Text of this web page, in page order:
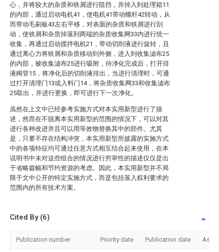
心，并将较大的杂质和铁屑进行阻挡，并掉入到处理箱11
的内部，通过启动电机41，使电机41带动螺杆42转动，从
而带动毛刷板43左右平移，对表面的杂质和铁屑进行刮
动，使铁屑和杂质掉落到两端的杂质收集网33内进行统一
收集，再通过启动搅拌电机21，带动切削液进行旋转，且
通过离心力将铁屑和杂质移动到外侧，进入到收集滤布25
的内部，被收集滤布25进行吸附，待净化完成后，打开排
液阀管15，将净化后的切削液排出，当进行清理时，可通
过打开清理门13或入料门14，将杂质收集网33和收集滤布
25取出，并进行更换，即可进行下一次净化。
虽然在上文中已经参考实施方式对本实用新型进行了描
述，然而在不脱离本实用新型的范围的情况下，可以对其
进行各种改进并且可以用等效物替换其中的部件。尤其
是，只要不存在结构冲突，本实用新型所披露的实施方式
中的各项特征均可通过任意方式相互结合起来使用，在本
说明书中未对这些组合的情况进行穷举性的描述仅仅是出
于省略篇幅和节约资源的考虑。因此，本实用新型并不局
限于文中公开的特定实施方式，而是包括落入权利要求的
范围内的所有技术方案。
Cited By (6)
Publication number Priority date Publication date